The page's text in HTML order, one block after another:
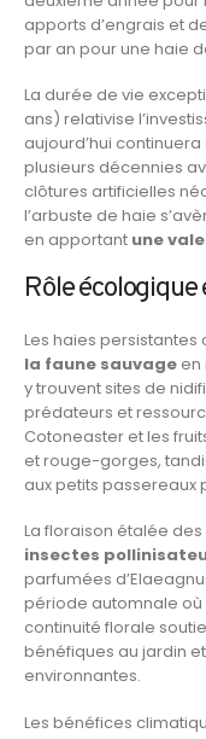
apports d’engrais et
par an pour une haie
La durée de vie
ans) relativise
aujourd’hui
plusieurs décennies
clôtures artificielles
l’arbuste de haie
en apportant une
Rôle
Les haies
la faune sauvage en
y trouvent sites de
prédateurs et
Cotoneaster et les
et rouge-gorges,
aux petits passereaux
La floraison étalée
insectes
parfumées
période automnale où
continuité florale
bénéfiques au jardin
environnantes.
Les bénéfices